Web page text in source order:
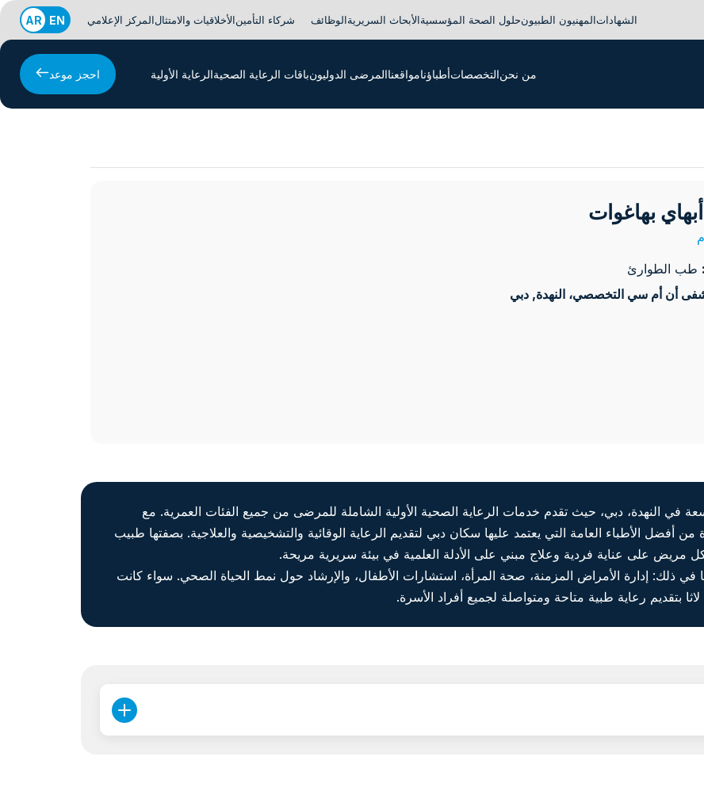
الشهاداتالمهنيون الطبيونحلول الصحة المؤسسيةالأبحاث السريريةالوظائف شركاء التأمينالأخلاقيات والامتثالالمركز الإعلامي EN
AR
من نحنالتخصصاتأطباؤنامواقعناالمرضى الدوليونباقات الرعاية الصحيةالرعاية الأولية احجز موعد
أبهاي بهاغوات
طب الطوارئ
أن أم سي التخصصي، النهدة, دبي
في النهدة، دبي، حيث تقدم خدمات الرعاية الصحية الأولية الشاملة للمرضى من جميع الفئات العمرية. مع
الأطباء العامة التي يعتمد عليها سكان دبي لتقديم الرعاية الوقائية والتشخيصية والعلاجية. بصفتها طبيب
مريض على عناية فردية وعلاج مبني على الأدلة العلمية في بيئة سريرية مريحة.
ذلك: إدارة الأمراض المزمنة، صحة المرأة، استشارات الأطفال، والإرشاد حول نمط الحياة الصحي. سواء كانت
بتقديم رعاية طبية متاحة ومتواصلة لجميع أفراد الأسرة.